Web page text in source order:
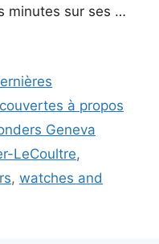
minutes sur ses …
à propos
Geneva
LeCoultre,
, watches and